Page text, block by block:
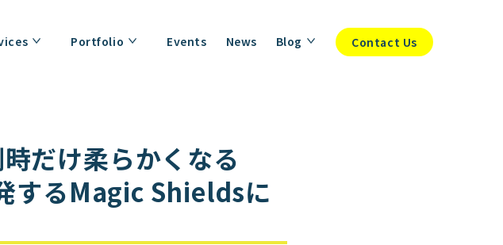
Portfolio Events News Blog Contact Us
だけ柔らかくなる
するMagic Shieldsに